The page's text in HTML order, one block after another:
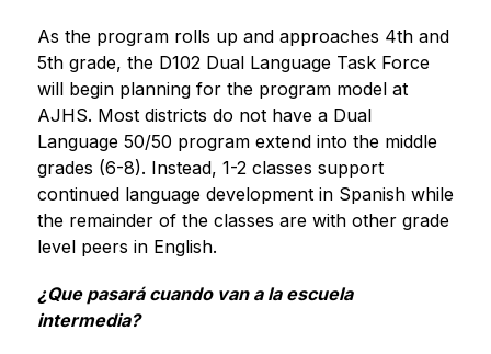
As the program rolls up and approaches 4th and
5th grade, the D102 Dual Language Task Force
will begin planning for the program model at
AJHS. Most districts do not have a Dual
Language 50/50 program extend into the middle
grades (6-8). Instead, 1-2 classes support
continued language development in Spanish while
the remainder of the classes are with other grade
level peers in English.
¿Que pasará cuando van a la escuela
intermedia?